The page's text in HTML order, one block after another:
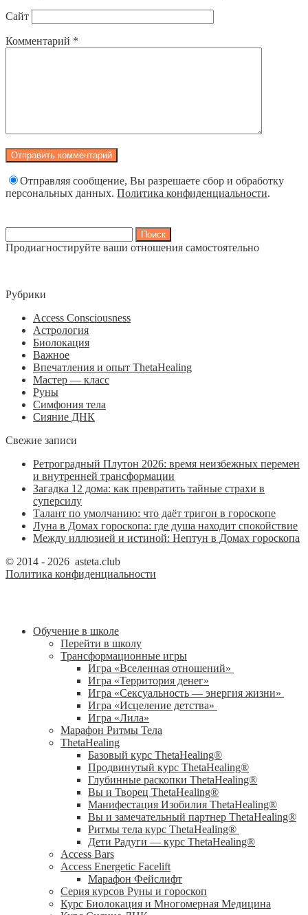
Сайт
Комментарий *
Отправляя сообщение, Вы разрешаете сбор и обработку
персональных данных. Политика конфиденциальности.
Продиагностируйте ваши отношения самостоятельно
Рубрики
Access Consciousness
Астрология
Биолокация
Важное
Впечатления и опыт ThetaHealing
Мастер — класс
Руны
Симфония тела
Сияние ДНК
Свежие записи
Ретроградный Плутон 2026: время неизбежных перемен
и внутренней трансформации
Загадка 12 дома: как превратить тайные страхи в
суперсилу
Талант по умолчанию: что даёт тригон в гороскопе
Луна в Домах гороскопа: где душа находит спокойствие
Между иллюзией и истиной: Нептун в Домах гороскопа
© 2014 - 2026 asteta.club
Политика конфиденциальности
Обучение в школе
Перейти в школу
Трансформационные игры
Игра «Вселенная отношений»
Игра «Территория денег»
Игра «Сексуальность — энергия жизни»
Игра «Исцеление детства»
Игра «Лила»
Марафон Ритмы Тела
ThetaHealing
Базовый курс ThetaHealing®
Продвинутый курс ThetaHealing®
Глубинные раскопки ThetaHealing®
Вы и Творец ThetaHealing®
Манифестация Изобилия ThetaHealing®
Вы и замечательный партнер ThetaHealing®
Ритмы тела курс ThetaHealing®
Дети Радуги — курс ThetaHealing®
Access Bars
Access Energetic Facelift
Марафон Фейслифт
Серия курсов Руны и гороскоп
Курс Биолокация и Многомерная Медицина